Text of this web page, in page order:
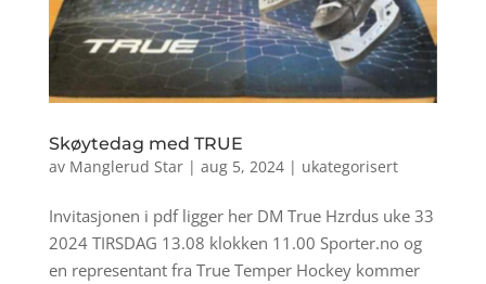
Skøytedag med TRUE
av Manglerud Star| aug 5, 2024| ukategorisert
Invitasjonen i pdf ligger her DM True Hzrdus uke 33
2024 TIRSDAG 13.08 klokken 11.00 Sporter.no og
en representant fra True Temper Hockey kommer